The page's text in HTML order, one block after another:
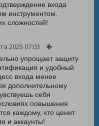
входа
инструментом.
сложностей!
2025 07:03
упрощает защиту
и удобный
входа менее
дополнительному
себя
повышения
каждому, кто ценит
и аккаунты!